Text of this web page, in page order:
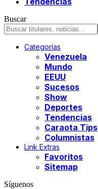
Buscar
Categorías
Venezuela
Mundo
EEUU
Sucesos
Show
Deportes
Tendencias
Caraota Tips
Columnistas
Link Extras
Favoritos
Sitemap
Síguenos